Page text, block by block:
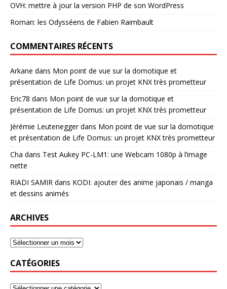
OVH: mettre à jour la version PHP de son WordPress
Roman: les Odysséens de Fabien Raimbault
COMMENTAIRES RÉCENTS
Arkane dans Mon point de vue sur la domotique et
présentation de Life Domus: un projet KNX très prometteur
Eric78 dans Mon point de vue sur la domotique et
présentation de Life Domus: un projet KNX très prometteur
Jérémie Leuteneggerdans Mon point de vue sur la domotique
et présentation de Life Domus: un projet KNX très prometteur
Cha dans Test Aukey PC-LM1: une Webcam 1080p à l’image
nette
RIADI SAMIR dans KODI: ajouter des anime japonais / manga
et dessins animés
ARCHIVES
CATÉGORIES